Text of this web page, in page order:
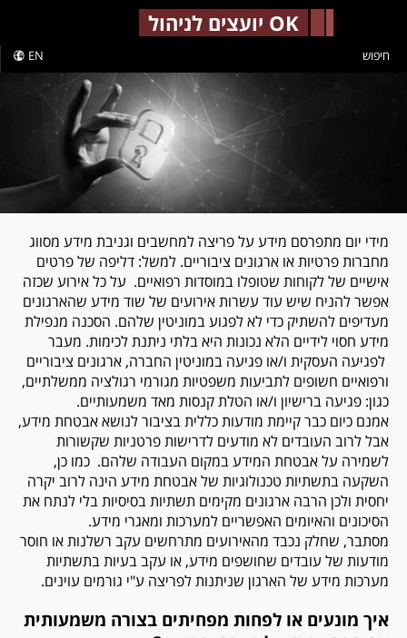
OK יועצים לניהול
EN חיפוש
מידי יום מתפרסם מידע על פריצה למחשבים וגניבת מידע מסווג
מחברות פרטיות או ארגונים ציבוריים. למשל: דליפה של פרטים
אישיים של לקוחות שטופלו במוסדות רפואיים. על כל אירוע שכזה
אפשר להניח שיש עוד עשרות אירועים של שוד מידע שהארגונים
מעדיפים להשתיק כדי לא לפגוע במוניטין שלהם. הסכנה מנפילת
מידע חסוי לידיים הלא נכונות היא בלתי ניתנת לכימות. מעבר
לפגיעה העסקית ו/או פגיעה במוניטין החברה, ארגונים ציבוריים
ורפואיים חשופים לתביעות משפטיות מגורמי רגולציה ממשלתיים,
כגון: פגיעה ברישיון ו/או הטלת קנסות מאד משמעותיים.
אמנם כיום כבר קיימת מודעות כללית בציבור לנושא אבטחת מידע,
אבל לרוב העובדים לא מודעים לדרישות פרטניות שקשורות
לשמירה על אבטחת המידע במקום העבודה שלהם. כמו כן,
השקעה בתשתיות טכנולוגיות של אבטחת מידע הינה לרוב יקרה
יחסית ולכן הרבה ארגונים מקימים תשתיות בסיסיות בלי לנתח את
הסיכונים והאיומים האפשריים למערכות ומאגרי מידע.
מסתבר, שחלק נכבד מהאירועים מתרחשים עקב רשלנות או חוסר
מודעות של עובדים שחושפים מידע, או עקב בעיות בתשתיות
מערכות מידע של הארגון שניתנות לפריצה ע"י גורמים עוינים.
איך מונעים או לפחות מפחיתים בצורה משמעותית